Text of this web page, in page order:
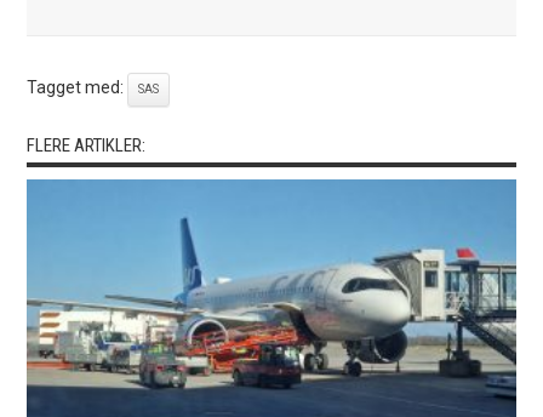
Tagget med: SAS
FLERE ARTIKLER: